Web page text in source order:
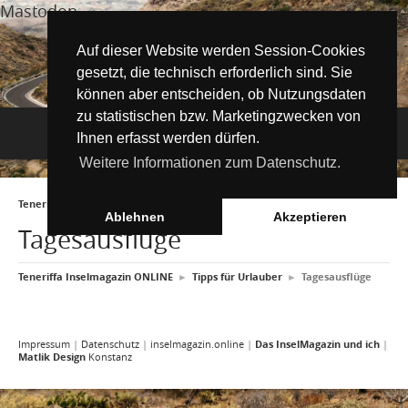
Auf dieser Website werden Session-Cookies
gesetzt, die technisch erforderlich sind. Sie
können aber entscheiden, ob Nutzungsdaten
zu statistischen bzw. Marketingzwecken von
Ihnen erfasst werden dürfen.
Weitere Informationen zum Datenschutz.
Ablehnen Akzeptieren
Mastodon
Navigation
Aktuelle Artikel ►
Tipps für Urlauber
Umwelt & Natur
Tipps für Urlauber
Must See Orte
Santa Cruz de Tenerife
Playa de las Teresitas
Wandern auf Teneriffa
Wissenswertes
Die Kanarischen Inseln
Teneriffa Inselmagazin ONLINE
Tagesausflüge
Teneriffa Inselmagazin ONLINE ► Tipps für Urlauber ► Tagesausflüge
Impressum | Datenschutz | inselmagazin.online | Das InselMagazin und ich |
Matlik Design Konstanz